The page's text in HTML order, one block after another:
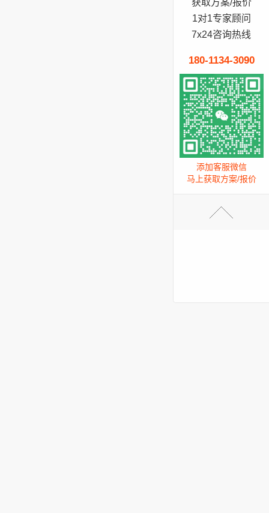
获取方案/报价
1对1专家顾问
7x24咨询热线
180-1134-3090
添加客服微信
马上获取方案/报价